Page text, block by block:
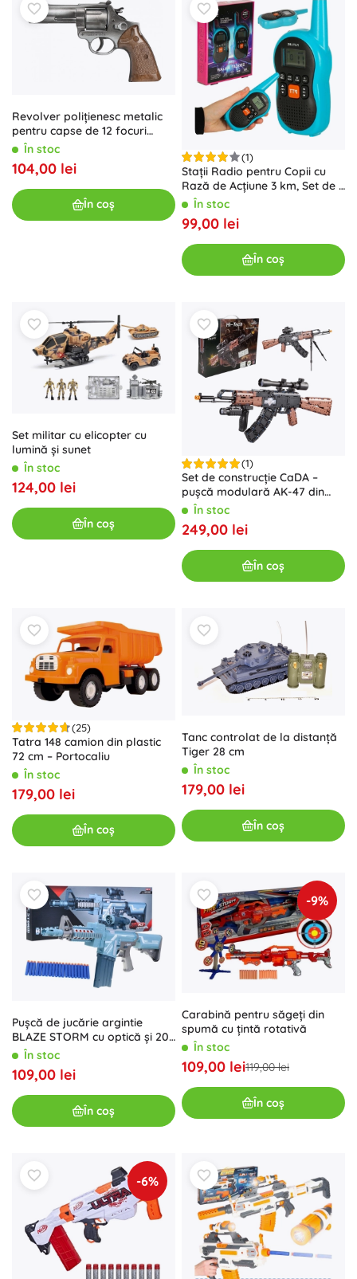
Revolver polițienesc metalic
pentru capse de 12 focuri
Gonher
În stoc
104,00 lei
În coș
(1)
Stații Radio pentru Copii cu
Rază de Acțiune 3 km, Set de 2
bucăți
În stoc
99,00 lei
În coș
Set militar cu elicopter cu
lumină și sunet
În stoc
124,00 lei
În coș
(1)
Set de construcție CaDA –
pușcă modulară AK-47 din
738 piese
În stoc
249,00 lei
În coș
(25)
Tatra 148 camion din plastic
72 cm – Portocaliu
În stoc
179,00 lei
În coș
Tanc controlat de la distanță
Tiger 28 cm
În stoc
179,00 lei
În coș
Pușcă de jucărie argintie
BLAZE STORM cu optică și 20
de gloanțe din spumă, 6+
În stoc
109,00 lei
În coș
-9%
Carabină pentru săgeți din
spumă cu țintă rotativă
În stoc
109,00 lei119,00 lei
În coș
-6%